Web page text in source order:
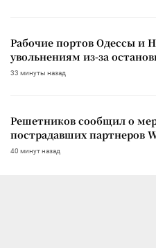
Рабочие портов Одессы и
увольнениям из-за
33 минуты назад
Решетников сообщил о
пострадавших партнеров
40 минут назад